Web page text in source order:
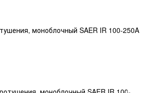
моноблочный SAER IR 100-250A